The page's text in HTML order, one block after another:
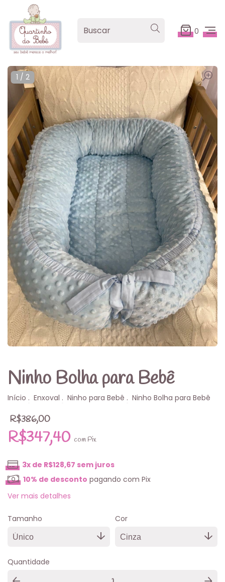
0
Ninho Bolha para Bebê
Início . Enxoval . Ninho para Bebê . Ninho Bolha para Bebê
R$386,00
R$347,40 com Pix
3x de R$128,67 sem juros
10% de desconto pagando com Pix
Ver mais detalhes
Tamanho Cor
Quantidade
1 / 2